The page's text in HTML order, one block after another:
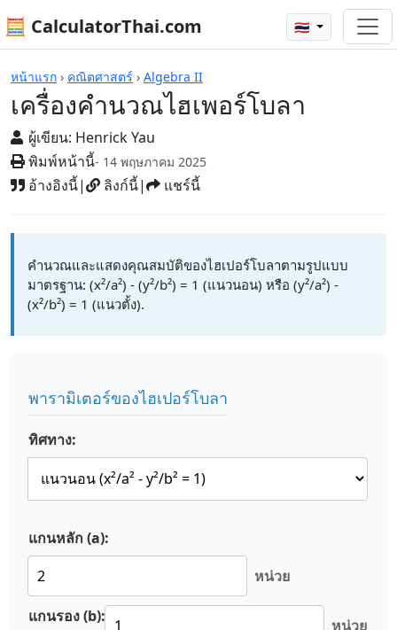
🧮 CalculatorThai.com 🇹🇭
หน้าแรก › คณิตศาสตร์ › Algebra II
เครื่องคำนวณไฮเพอร์โบลา
ผู้เขียน: Henrick Yau
พิมพ์หน้านี้- 14 พฤษภาคม 2025
อ้างอิงนี้| ลิงก์นี้| แชร์นี้
เครื่องคิดเลข
คำนวณและแสดงคุณสมบัติของไฮเปอร์โบลาตามรูปแบบ
มาตรฐาน: (x²/a²) - (y²/b²) = 1 (แนวนอน) หรือ (y²/a²) -
(x²/b²) = 1 (แนวตั้ง).
พารามิเตอร์ของไฮเปอร์โบลา
ทิศทาง:
แกนหลัก (a):
หน่วย
แกนรอง (b): หน่วย